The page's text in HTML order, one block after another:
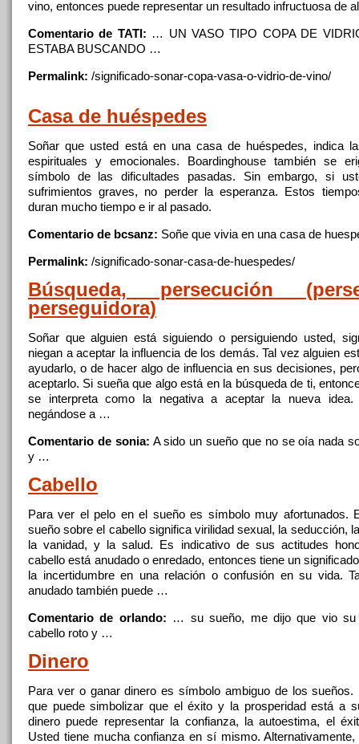
vino, entonces puede representar un resultado infructuosa de
Comentario de TATI: … UN VASO TIPO COPA DE
ESTABA BUSCANDO …
Permalink: /significado-sonar-copa-vasa-o-vidrio-de-vino/
Casa de huéspedes
Soñar que usted está en unacasa de huéspedes, indica
espirituales y emocionales. Boardinghouse también se
símbolo delas dificultades pasadas. Sin embargo, si
sufrimientos graves, no perder laesperanza. Estos
duran mucho tiempo e ir al pasado.
Comentario de bcsanz: Soñe que vivia en una casa de
Permalink: /significado-sonar-casa-de-huespedes/
Búsqueda, persecución
perseguidora)
Soñar que alguien está siguiendo o persiguiendo usted,
niegan a aceptar lainfluencia delos demás. Tal vezalguien
ayudarlo, o de hacer algo de influencia en sus decisiones,
aceptarlo. Si sueñaque algo está en la búsquedade ti,
se interpreta como lanegativa a aceptar la nueva
negándose a …
Comentario de sonia: A sido un sueño queno se oía nada
y …
Cabello
Para ver elpelo enel sueño es símbolo muy afortunados.
sueño sobreel cabello significa virilidad sexual, la seducción, la
la vanidad, y la salud. Es indicativo desus actitudes
cabello está anudado o enredado, entonces tiene un
la incertidumbre en una relación o confusión en su vida.
anudado también puede …
Comentario de orlando: … su sueño, me dijoque vio
cabello roto y …
Dinero
Para ver o ganar dinero es símbolo ambiguo delos sueños.
que puede simbolizarque eléxito y laprosperidad está a
dinero puede representar la confianza, la autoestima, el
Usted tiene mucha confianza en sí mismo.